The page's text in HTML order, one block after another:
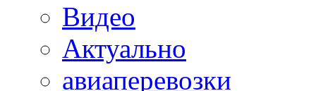
Видео
Актуально
авиаперевозки